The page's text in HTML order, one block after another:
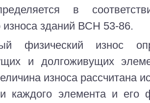
в
износа зданий ВСН 53-86.
физический износ
и долгоживущих
износа рассчитана
каждого элемента и его